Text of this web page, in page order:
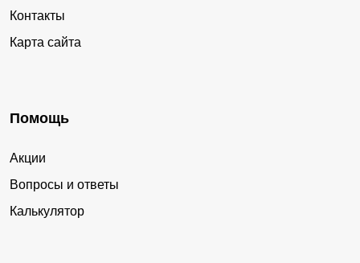
Контакты
Карта сайта
Помощь
Акции
Вопросы и ответы
Калькулятор